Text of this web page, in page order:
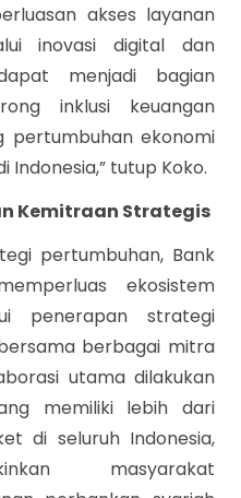
akses layanan
inovasi digital dan
menjadi bagian
inklusi keuangan
pertumbuhan ekonomi
tutup Koko.
Kemitraan Strategis
pertumbuhan, Bank
ekosistem
penerapan strategi
berbagai mitra
utama dilakukan
memiliki lebih dari
di seluruh Indonesia,
masyarakat